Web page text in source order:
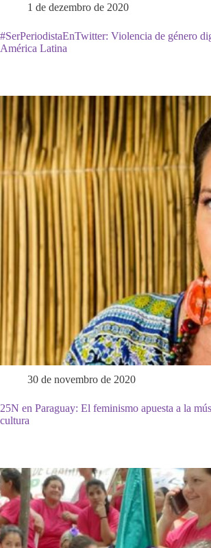
1 de dezembro de 2020
#SerPeriodistaEnTwitter: Violencia de género
América Latina
30 de novembro de 2020
25N en Paraguay: El feminismo apuesta a la
cultura